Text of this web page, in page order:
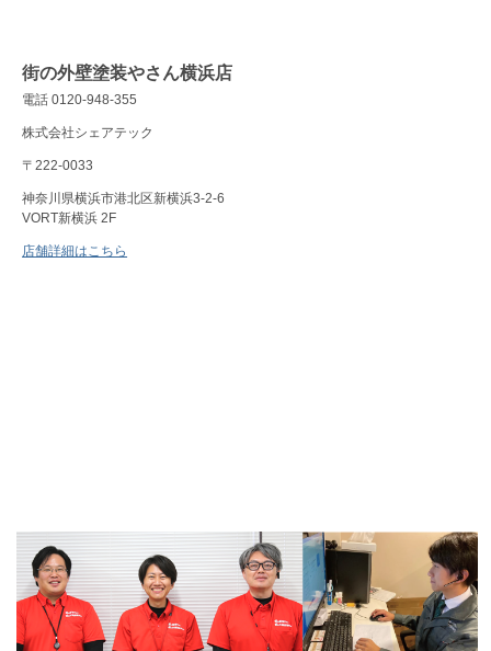
街の外壁塗装やさん横浜店
電話 0120-948-355
株式会社シェアテック
〒222-0033
神奈川県横浜市港北区新横浜3-2-6
VORT新横浜 2F
店舗詳細はこちら